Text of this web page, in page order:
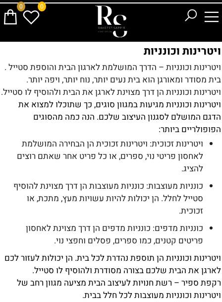
0 0
ויטרינות וכונניות
ויטרינות וכונניות – הדרך המושלמת לארגון הבית והוספת סטייל .
בית מסודר ומאורגן הוא בית נעים יותר, נוח יותר, ויפה יותר.
ויטרינות וכונניות הן דרך מצוינת לארגן את הבית ולהוסיף לו סטייל.
ויטרינות וכונניות מגיעות במגוון סוגים, כך שתוכלו למצוא את
הדגם המושלם לסגנון העיצוב שלכם. הנה כמה מהסוגים
הפופולריים ביותר:
ויטרינות זכוכית: ויטרינות זכוכית הן הבחירה המושלמת
לאחסון פריטי נוי, ספרים, או כל פריט אחר שאתם רוצים
להציג.
כונניות מעוצבות: כונניות מעוצבות הן דרך מצוינת להוסיף
סטייל לחלל. הן יכולות להיות עשויות מעץ, מתכת, או
זכוכית.
כונניות מדפים: כונניות מדפים הן דרך מצוינת לאחסון
פריטים קטנים, כמו ספרים, פסלים וחפצי נוי.
ויטרינות וכונניות הן תוספת נהדרת לכל בית. הן יכולות לעזור לכם
לארגן את הבית שלכם בצורה מסודרת ולהוסיף לו סטייל.
רקפת ספיר – רשת חנויות לעיצוב הבית מציעה מגוון רחב של
ויטרינות וכונניות מעוצבות לכל חלל בבית.